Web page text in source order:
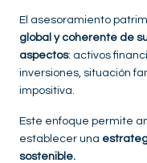
El asesoramiento
global y coherente de
aspectos: activos
inversiones, situación
impositiva.
Este enfoque permite
establecer una
sostenible.